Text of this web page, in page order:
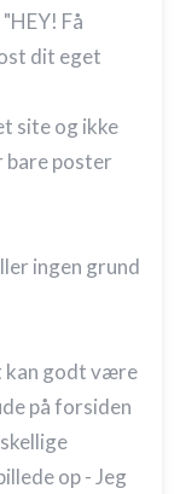
Få
dit eget
site og ikke
bare poster
ingen grund
kan godt være
på forsiden
op - Jeg